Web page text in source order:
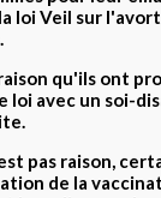
loi Veil sur
qu'ils ont
loi avec un soi-
pas raison,
de la